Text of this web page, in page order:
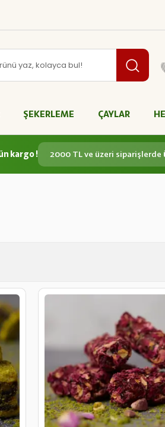
ŞEKERLEME ÇAYLAR
kargo ! 2000 TL ve üzeri siparişlerde